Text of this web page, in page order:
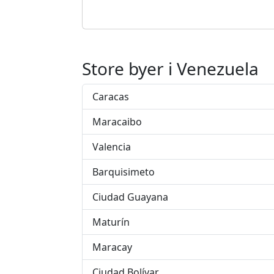
Store byer i Venezuela
Caracas
Maracaibo
Valencia
Barquisimeto
Ciudad Guayana
Maturín
Maracay